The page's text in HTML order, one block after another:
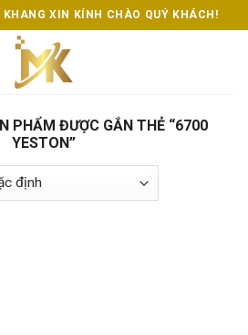
XIN KÍNH CHÀO QUÝ KHÁCH!
PHẨM ĐƯỢC GẮN THẺ “6700
YESTON”